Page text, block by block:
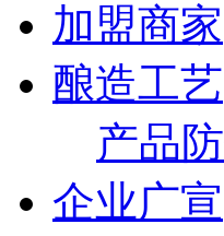
加盟商家
酿造工艺
产品
企业广宣